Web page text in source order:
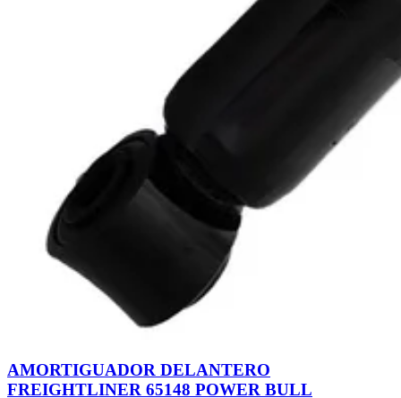
AMORTIGUADOR DELANTERO
FREIGHTLINER 65148 POWER BULL